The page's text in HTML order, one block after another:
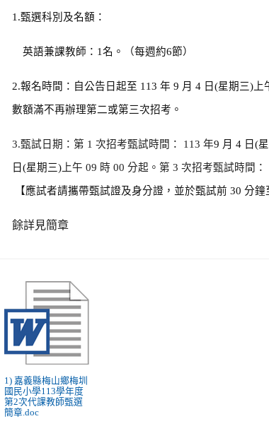
1.甄選科別及名額：
英語兼課教師：1名。（每週約6節）
2.報名時間：自公告日起至 113 年 9 月 4 日(星期三)
數額滿不再辦理第二或第三次招考。
3.甄試日期：第 1 次招考甄試時間： 113 年9 月 4 日(
日(星期三) 上午 09 時 00 分起。第 3 次招考甄試時間：
【應試者請攜帶甄試證及身分證，並於甄試前 30 分
餘詳見簡章
1) 嘉義縣梅山鄉梅圳
國民小學113學年度
第2次代課教師甄選
簡章.doc